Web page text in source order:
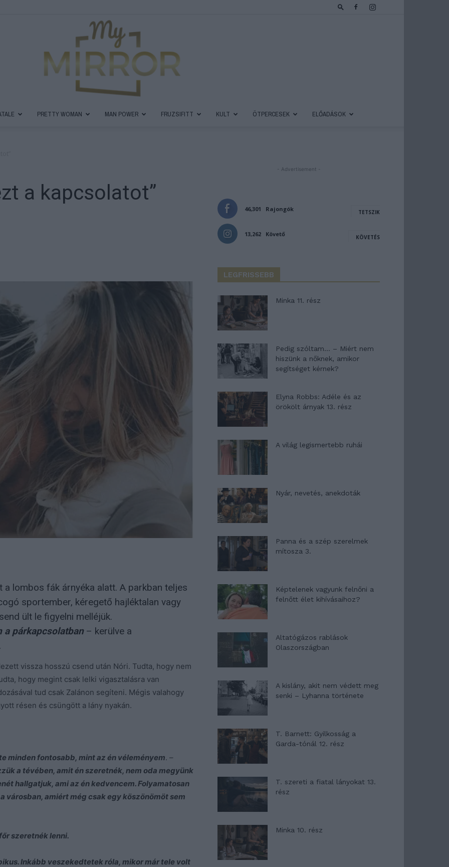
Magazin
PRETTY WOMAN MAN POWER FRUZSIFITT KULT ÖTPERCESEK ELŐADÁSOK
a kapcsolatot”
lombos fák árnyéka alatt. A parkban teljes
sportember, kéregető hajléktalan vagy
ült le figyelni melléjük.
a párkapcsolatban – kerülve a
vissza hosszú csend után Nóri. Tudta, hogy nem
hogy megint csak lelki vigasztalásra van
tud csak Zalánon segíteni. Mégis valahogy
résen és csüngött a lány nyakán.
minden fontosabb, mint az én véleményem. –
a tévében, amit én szeretnék, nem oda megyünk
hallgatjuk, ami az én kedvencem. Folyamatosan
városban, amiért még csak egy köszönömöt sem
szeretnék lenni.
Inkább veszekedtetek róla, mikor már tele volt
- Advertisement -
46,301 Rajongók TETSZIK
13,262 Követő KÖVETÉS
LEGFRISSEBB
Minka 11. rész
Pedig szóltam… – Miért nem
hiszünk a nőknek, amikor
segítséget kérnek?
Elyna Robbs: Adéle és az
örökölt árnyak 13. rész
A világ legismertebb ruhái
Nyár, nevetés, anekdoták
Panna és a szép szerelmek
mítosza 3.
Képtelenek vagyunk felnőni a
felnőtt élet kihívásaihoz?
Altatógázos rablások
Olaszországban
A kislány, akit nem védett meg
senki – Lyhanna története
T. Barnett: Gyilkosság a
Garda-tónál 12. rész
T. szereti a fiatal lányokat 13.
rész
Minka 10. rész